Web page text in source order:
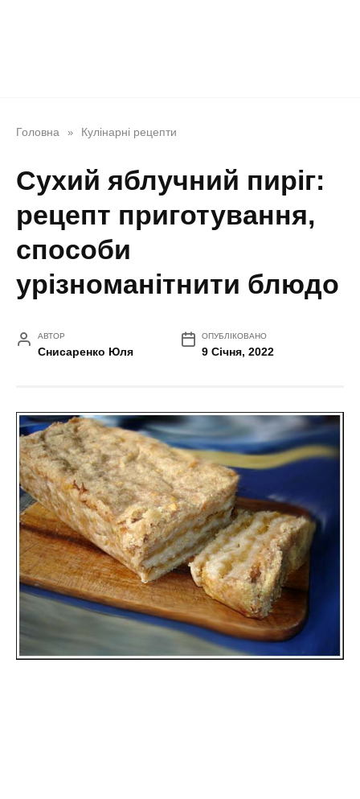
Головна » Кулінарні рецепти
Сухий яблучний пиріг:
рецепт приготування,
способи
урізноманітнити блюдо
АВТОР
Снисаренко Юля
ОПУБЛІКОВАНО
9 Січня, 2022